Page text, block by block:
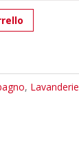
, Lavanderie